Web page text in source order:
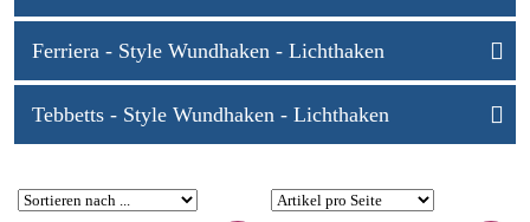
Ferriera - Style Wundhaken - Lichthaken
Tebbetts - Style Wundhaken - Lichthaken